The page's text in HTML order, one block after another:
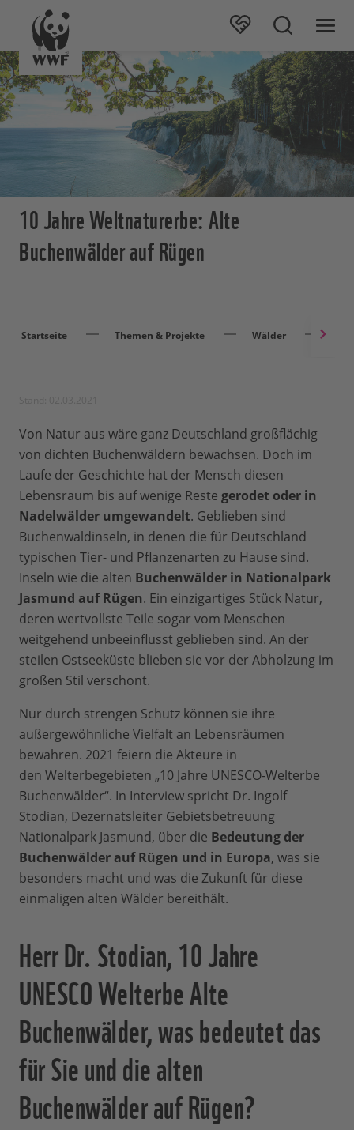
10 Jahre Weltnaturerbe: Alte
Buchenwälder auf Rügen
Startseite Themen & Projekte Wälder
Von Natur aus wäre ganz Deutschland großflächig
von dichten Buchenwäldern bewachsen. Doch im
Laufe der Geschichte hat der Mensch diesen
Lebensraum bis auf wenige Reste gerodet oder in
Nadelwälder umgewandelt. Geblieben sind
Buchenwaldinseln, in denen die für Deutschland
typischen Tier- und Pflanzenarten zu Hause sind.
Inseln wie die alten Buchenwälder in Nationalpark
Jasmund auf Rügen. Ein einzigartiges Stück Natur,
deren wertvollste Teile sogar vom Menschen
weitgehend unbeeinflusst geblieben sind. An der
steilen Ostseeküste blieben sie vor der Abholzung im
großen Stil verschont.
Nur durch strengen Schutz können sie ihre
außergewöhnliche Vielfalt an Lebensräumen
bewahren. 2021 feiern die Akteure in
den Welterbegebieten „10 Jahre UNESCO-Welterbe
Buchenwälder“. In Interview spricht Dr. Ingolf
Stodian, Dezernatsleiter Gebietsbetreuung
Nationalpark Jasmund, über die Bedeutung der
Buchenwälder auf Rügen und in Europa, was sie
besonders macht und was die Zukunft für diese
einmaligen alten Wälder bereithält.
Herr Dr. Stodian, 10 Jahre
UNESCO Welterbe Alte
Buchenwälder, was bedeutet das
für Sie und die alten
Buchenwälder auf Rügen?